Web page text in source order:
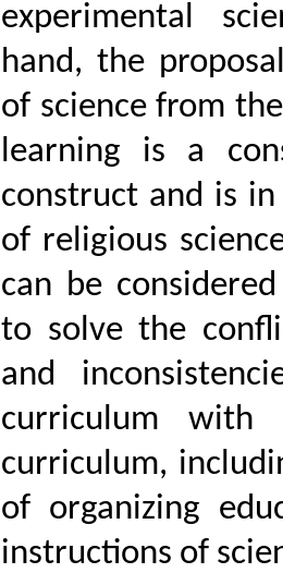
experimental
hand, the
of science from
learning is a
construct and is
of religious
can be
to solve the
and
curriculum
curriculum,
of organizing
instructions of